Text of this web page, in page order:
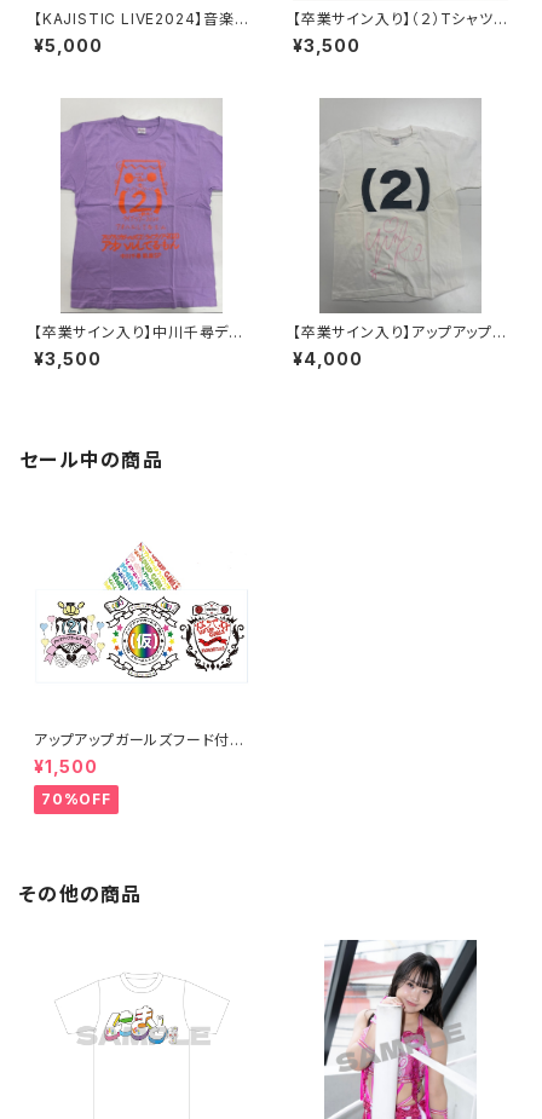
【KAJISTIC LIVE2024】音楽
隊のロックTシャツ
¥5,000
【卒業サイン入り】（２）Tシャツ
【ホワイト】森永新菜
¥3,500
【卒業サイン入り】中川千尋デザ
イン・2020年春ツアー静岡公演
Tシャツ
¥3,500
【卒業サイン入り】アップアップガ
ールズ（２）落書きフォトTシャ
ツ 中川千尋ver.
¥4,000
セール中の商品
アップアップガールズフード付き
タオル
¥1,500
70%OFF
その他の商品